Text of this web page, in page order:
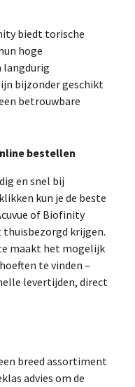
biedt torische
hoge
langdurig
bijzonder geschikt
betrouwbare
bestellen
en snel bij
kun je de beste
of Biofinity
krijgen.
maakt het mogelijk
te vinden –
levertijden, direct
breed assortiment
advies om de